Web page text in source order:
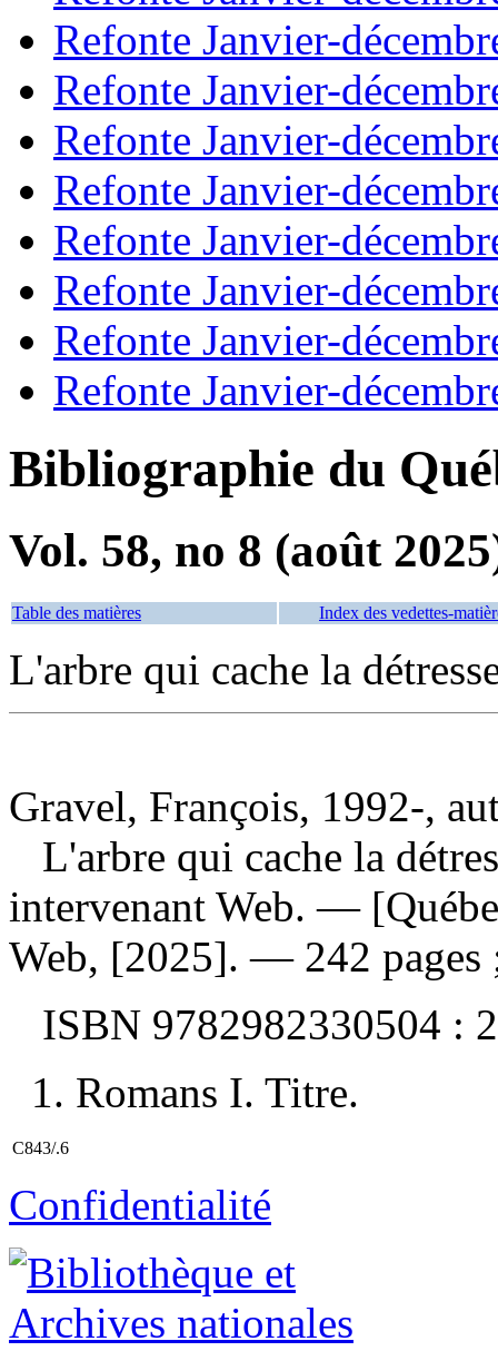
Refonte Janvier-
Refonte Janvier-
Refonte Janvier-
Refonte Janvier-
Refonte Janvier-
Refonte Janvier-
Refonte Janvier-
Refonte Janvier-
Bibliographie du
Vol. 58, no 8 (août
Table des matières Index des vedettes-
L'arbre qui cache la
Gravel, François, 1992-,
L'arbre qui cache la
intervenant Web. —
Web, [2025]. — 242 pages
ISBN 9782982330504 :
1. Romans I. Titre.
C843/.6
Confidentialité